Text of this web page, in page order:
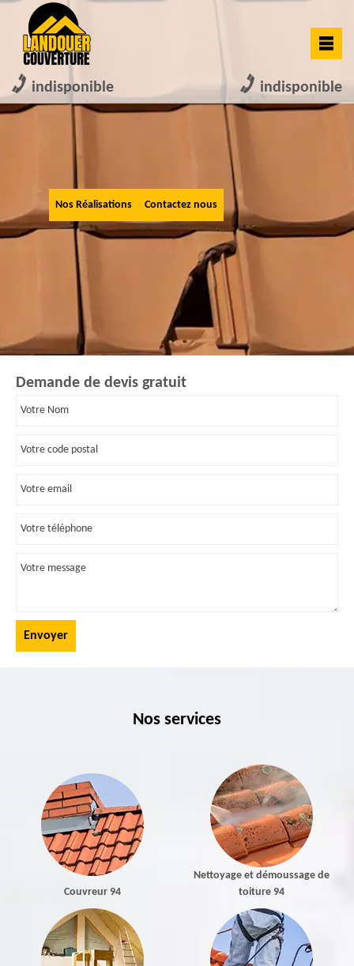
indisponible indisponible
Nos Réalisations Contactez nous
Demande de devis gratuit
Nos services
Couvreur 94
Nettoyage et démoussage de
toiture 94